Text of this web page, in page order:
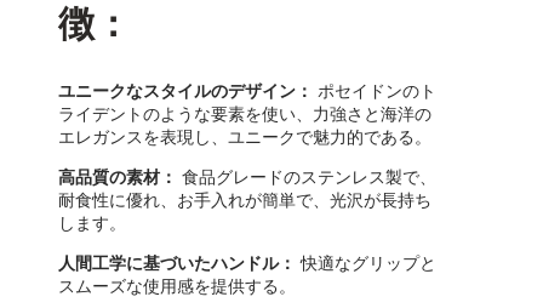
徴：
ユニークなスタイルのデザイン： ポセイドンのト
ライデントのような要素を使い、力強さと海洋の
エレガンスを表現し、ユニークで魅力的である。
高品質の素材： 食品グレードのステンレス製で、
耐食性に優れ、お手入れが簡単で、光沢が長持ち
します。
人間工学に基づいたハンドル： 快適なグリップと
スムーズな使用感を提供する。